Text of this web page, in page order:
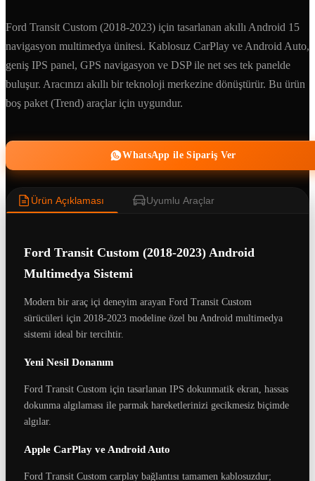
Ford Transit Custom (2018-2023) için tasarlanan akıllı Android 15
navigasyon multimedya ünitesi. Kablosuz CarPlay ve Android Auto,
geniş IPS panel, GPS navigasyon ve DSP ile net ses tek panelde
buluşur. Aracınızı akıllı bir teknoloji merkezine dönüştürür. Bu ürün
boş paket (Trend) araçlar için uygundur.
WhatsApp ile Sipariş Ver
Ürün Açıklaması Uyumlu Araçlar
Ford Transit Custom (2018-2023) Android
Multimedya Sistemi
Modern bir araç içi deneyim arayan Ford Transit Custom
sürücüleri için 2018-2023 modeline özel bu Android multimedya
sistemi ideal bir tercihtir.
Yeni Nesil Donanım
Ford Transit Custom için tasarlanan IPS dokunmatik ekran, hassas
dokunma algılaması ile parmak hareketlerinizi gecikmesiz biçimde
algılar.
Apple CarPlay ve Android Auto
Ford Transit Custom carplay bağlantısı tamamen kablosuzdur;